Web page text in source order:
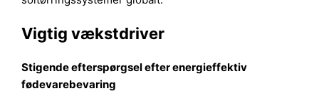
Vigtig vækstdriver
Stigende efterspørgsel efter energieffektiv
fødevarebevaring